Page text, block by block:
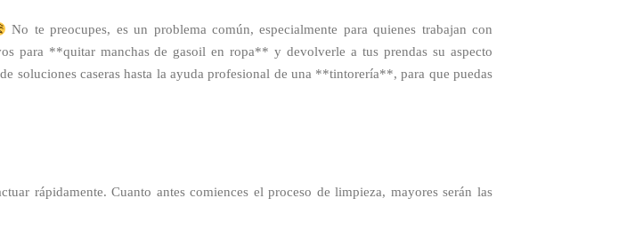
No te preocupes, es un problema común, especialmente para quienes trabajan con
para **quitar manchas de gasoil en ropa** y devolverle a tus prendas su aspecto
soluciones caseras hasta la ayuda profesional de una **tintorería**, para que puedas
rápidamente. Cuanto antes comiences el proceso de limpieza, mayores serán las